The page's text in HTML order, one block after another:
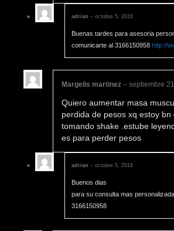
adrian – octubre 5, 2016
Buenas tardes para asesoria
comunicarte al 3166150958 http://
Margelis martinez – septiembre
Quiero aumentar masa
perdida de pesos xq estoy bn
tomando shake .estube
es para perder pesos
adrian – octubre 5, 2016
Buenos dias
para su consulta mas
3166150958